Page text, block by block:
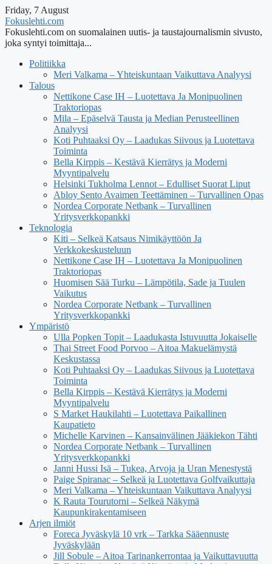
Friday, 7 August
Fokuslehti.com
Fokuslehti.com on suomalainen uutis- ja taustajournalismin sivusto,
joka syntyi toimittaja...
Politiikka
Meri Valkama – Yhteiskuntaan Vaikuttava Analyysi
Talous
Nettikone Case IH – Luotettava Ja Monipuolinen
Traktoriopas
Mila – Epäselvä Tausta ja Median Perusteellinen
Analyysi
Koti Puhtaaksi Oy – Laadukas Siivous ja Luotettava
Toiminta
Bella Kirppis – Kestävä Kierrätys ja Moderni
Myyntipalvelu
Helsinki Tukholma Lennot – Edulliset Suorat Liput
Abloy Sento Avaimen Teettäminen – Turvallinen Opas
Nordea Corporate Netbank – Turvallinen
Yritysverkkopankki
Teknologia
Kiti – Selkeä Katsaus Nimikäyttöön Ja
Verkkokeskusteluun
Nettikone Case IH – Luotettava Ja Monipuolinen
Traktoriopas
Huomisen Sää Turku – Lämpötila, Sade ja Tuulen
Vaikutus
Nordea Corporate Netbank – Turvallinen
Yritysverkkopankki
Ympäristö
Ulla Popken Topit – Laadukasta Istuvuutta Jokaiselle
Thai Street Food Porvoo – Aitoa Makuelämystä
Keskustassa
Koti Puhtaaksi Oy – Laadukas Siivous ja Luotettava
Toiminta
Bella Kirppis – Kestävä Kierrätys ja Moderni
Myyntipalvelu
S Market Haukilahti – Luotettava Paikallinen
Kaupatieto
Michelle Karvinen – Kansainvälinen Jääkiekon Tähti
Nordea Corporate Netbank – Turvallinen
Yritysverkkopankki
Janni Hussi Isä – Tukea, Arvoja ja Uran Menestystä
Paige Spiranac – Selkeä ja Luotettava Golfvaikuttaja
Meri Valkama – Yhteiskuntaan Vaikuttava Analyysi
K Rauta Tourutorni – Selkeä Näkymä
Kaupunkirakentamiseen
Arjen ilmiöt
Foreca Jyväskylä 10 vrk – Tarkka Sääennuste
Jyväskylään
Jill Sobule – Aitoa Tarinankerrontaa ja Vaikuttavuutta